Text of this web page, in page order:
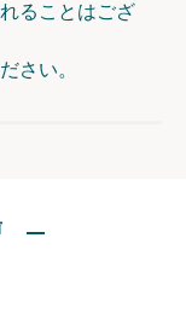
ることはござ
さい。